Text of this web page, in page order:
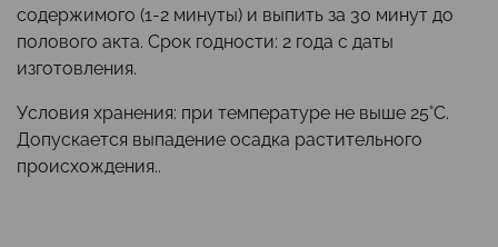
содержимого (1-2 минуты) и выпить за 30 минут до
полового акта. Срок годности: 2 года с даты
изготовления.
Условия хранения: при температуре не выше 25°С.
Допускается выпадение осадка растительного
происхождения..